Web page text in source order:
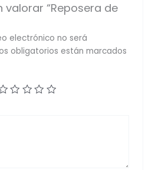
valorar “Reposera de
electrónico no será
obligatorios están marcados